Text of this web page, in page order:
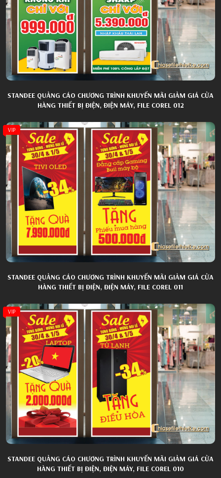
STANDEE QUẢNG CÁO CHƯƠNG TRÌNH KHUYẾN MÃI GIẢM GIÁ CỬA
HÀNG THIẾT BỊ ĐIỆN, ĐIỆN MÁY, FILE COREL 012
VIP
STANDEE QUẢNG CÁO CHƯƠNG TRÌNH KHUYẾN MÃI GIẢM GIÁ CỬA
HÀNG THIẾT BỊ ĐIỆN, ĐIỆN MÁY, FILE COREL 011
VIP
STANDEE QUẢNG CÁO CHƯƠNG TRÌNH KHUYẾN MÃI GIẢM GIÁ CỬA
HÀNG THIẾT BỊ ĐIỆN, ĐIỆN MÁY, FILE COREL 010